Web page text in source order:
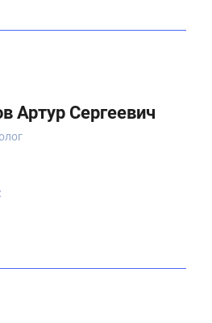
Артур Сергеевич